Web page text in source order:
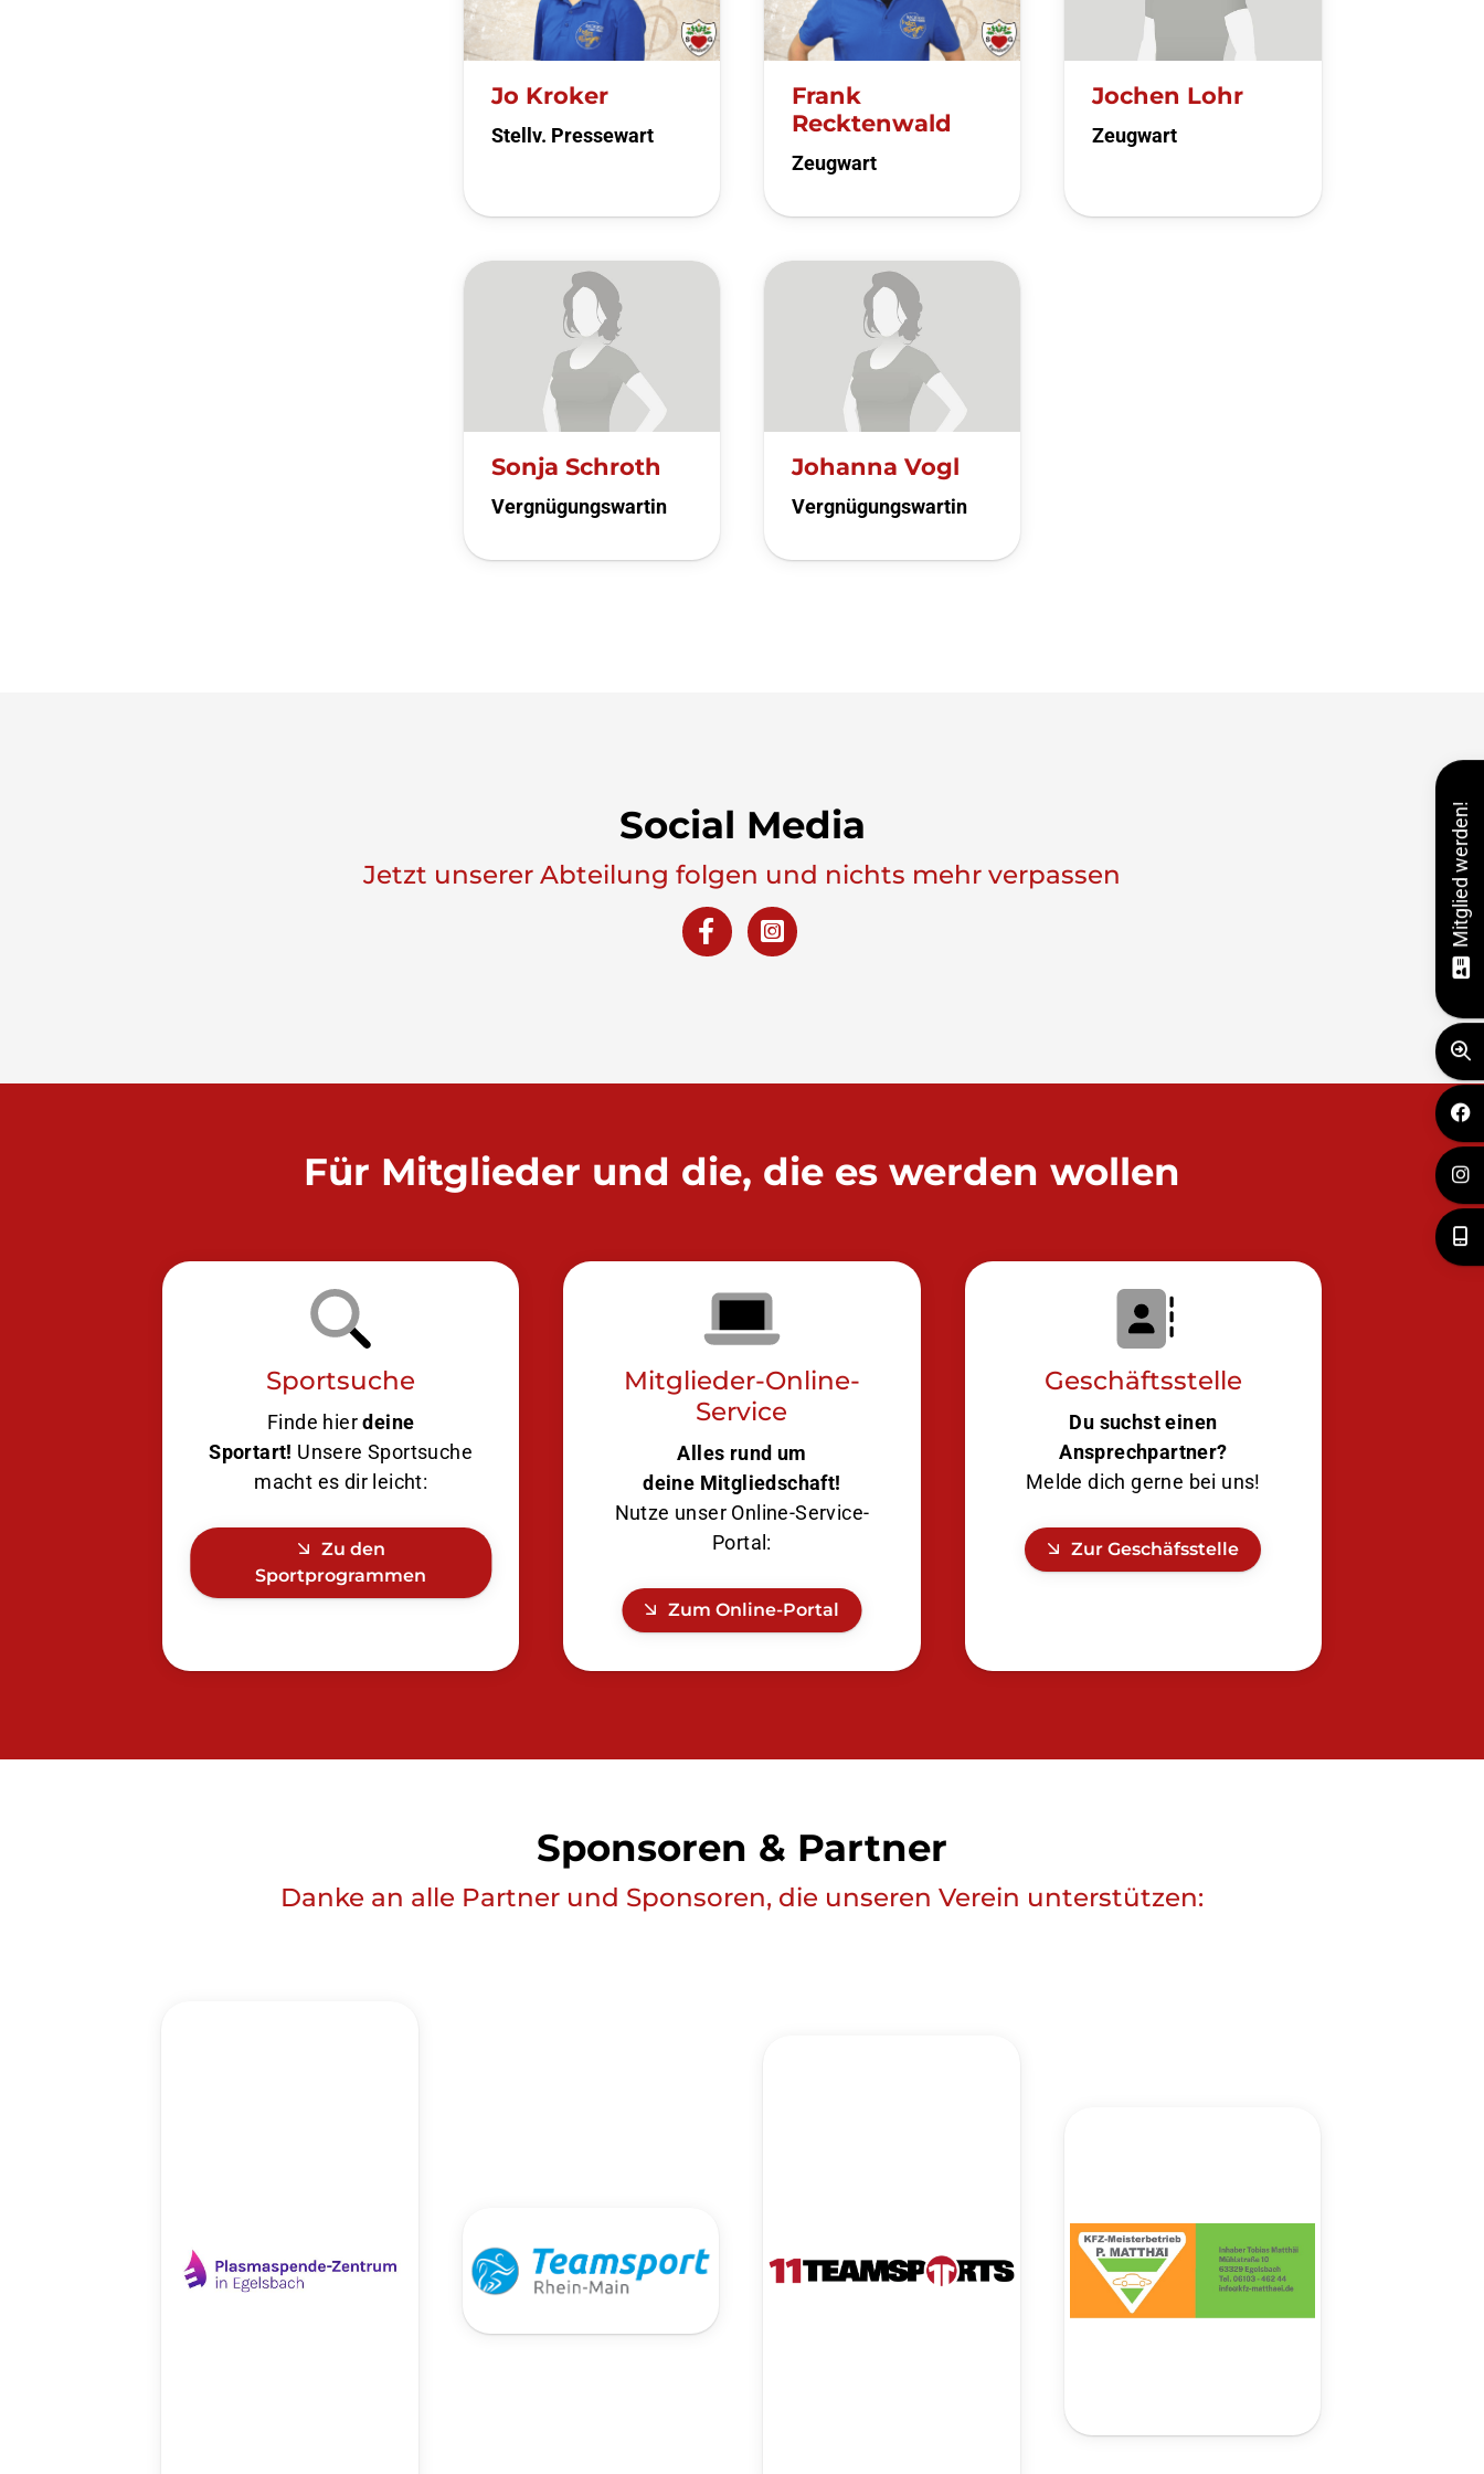
Jo Kroker
Stellv. Pressewart
Frank
Recktenwald
Zeugwart
Jochen Lohr
Zeugwart
Sonja Schroth
Vergnügungswartin
Johanna Vogl
Vergnügungswartin
Social Media
Jetzt unserer Abteilung folgen und nichts mehr verpassen
Für Mitglieder und die, die es werden wollen
Sportsuche
Finde hierdeine
Sportart! Unsere Sportsuche
macht es dir leicht:
Zu den
Sportprogrammen
Mitglieder-Online-
Service
Alles rund um
deine Mitgliedschaft!
Nutze unser Online-Service-
Portal:
Zum Online-Portal
Geschäftsstelle
Du suchst einen
Ansprechpartner?
Melde dich gerne bei uns!
Zur Geschäfsstelle
Sponsoren & Partner
Danke an alle Partner und Sponsoren, die unseren Verein unterstützen:
Mitglied werden!